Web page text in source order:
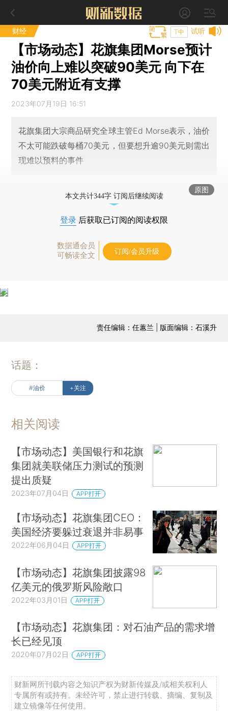
财经 试听
T中
【市场动态】花旗集团Morse预计
油价向上难以突破90美元 向下在
70美元附近有支撑
2023年07月19日 16:51
花旗集团大宗商品研究全球主管Ed Morse表示，油价
不太可能跌破每桶70美元，但要想升逾90美元则需出
现难以预料的事件
原图
本文共计344字 订阅后继续阅读
登录 后获取已订阅的阅读权限
数据通会员
可畅读全文
订阅/会员升级
责任编辑：任蕙兰 | 版面编辑：石溪升
话题：
#油价 +关注
相关阅读
【市场动态】美国银行和花旗
集团就美联储压力测试的预测
提出质疑
2023年07月04日 APP打开
【市场动态】花旗集团CEO：
美国经济要躲过衰退并非易事
2022年06月04日 APP打开
【市场动态】花旗集团披露98
亿美元的俄罗斯风险敞口
2022年03月01日 APP打开
【市场动态】花旗集团：对石油产品的需求增
长已经见顶
2020年07月02日 APP打开
财新网所刊载内容之知识产权为财新传媒及/或相关权利人
专属所有或持有。未经许可，禁止进行转载、摘编、复制及
建立镜像等任何使用。